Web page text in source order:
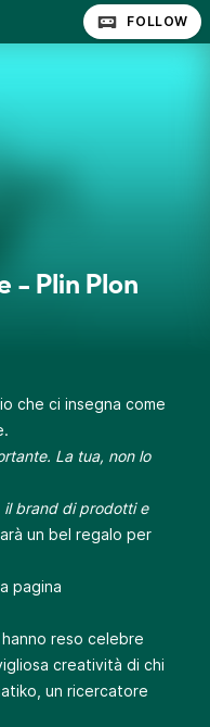
FOLLOW
- Plin Plon
che ci insegna come
La tua, non lo
il brand di prodotti e
un bel regalo per
pagina
reso celebre
creatività di chi
un ricercatore